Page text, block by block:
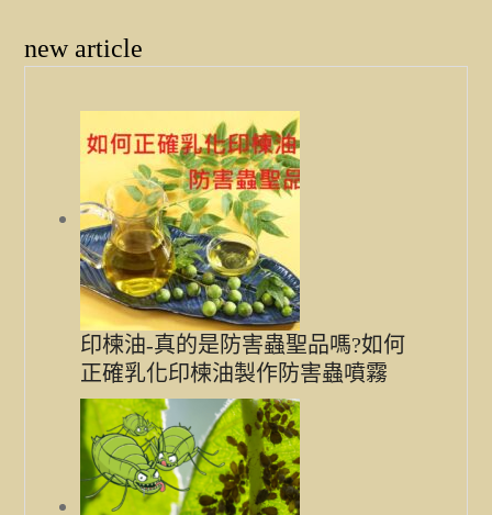
new article
印楝油-真的是防害蟲聖品嗎?如何
正確乳化印楝油製作防害蟲噴霧